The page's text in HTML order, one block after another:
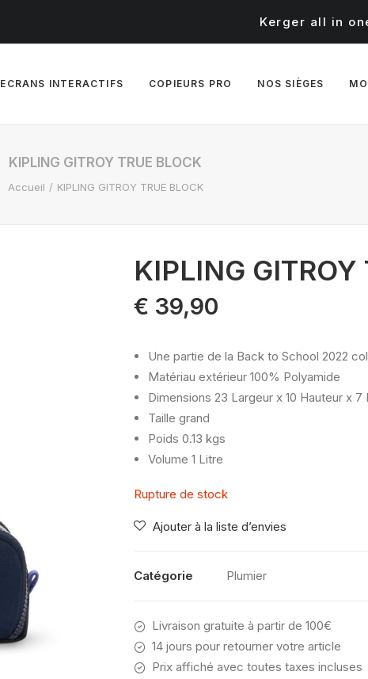
Kerger all in
ECRANS INTERACTIFS COPIEURS PRO NOS SIÈGES
KIPLING GITROY TRUE BLOCK
Accueil KIPLING GITROY TRUE BLOCK
KIPLING GITROY
€ 39,90
Une partie de la Back to School 2022
Matériau extérieur 100% Polyamide
Dimensions 23 Largeur x 10 Hauteur x
Taille grand
Poids 0.13 kgs
Volume 1 Litre
Rupture de stock
Ajouter à la liste d’envies
Catégorie Plumier
Livraison gratuite à partir de 100€
14 jours pour retourner votre article
Prix affiché avec toutes taxes incluses